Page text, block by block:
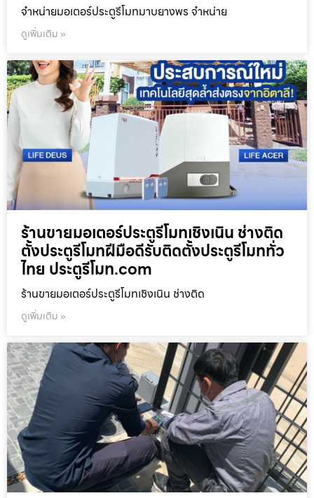
จำหน่ายมอเตอร์ประตูรีโมทมาบยางพร จำหน่าย
ดูเพิ่มเติม »
ร้านขายมอเตอร์ประตูรีโมทเชิงเนิน ช่างติด
ตั้งประตูรีโมทฝีมือดีรับติดตั้งประตูรีโมททั่ว
ไทย ประตูรีโมท.com
ร้านขายมอเตอร์ประตูรีโมทเชิงเนิน ช่างติด
ดูเพิ่มเติม »